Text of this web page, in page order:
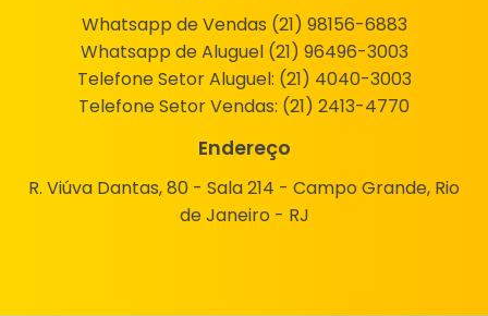
Whatsapp de Vendas (21) 98156-6883
Whatsapp de Aluguel (21) 96496-3003
Telefone Setor Aluguel: (21) 4040-3003
Telefone Setor Vendas: (21) 2413-4770
Endereço
R. Viúva Dantas, 80 - Sala 214 - Campo Grande, Rio
de Janeiro - RJ